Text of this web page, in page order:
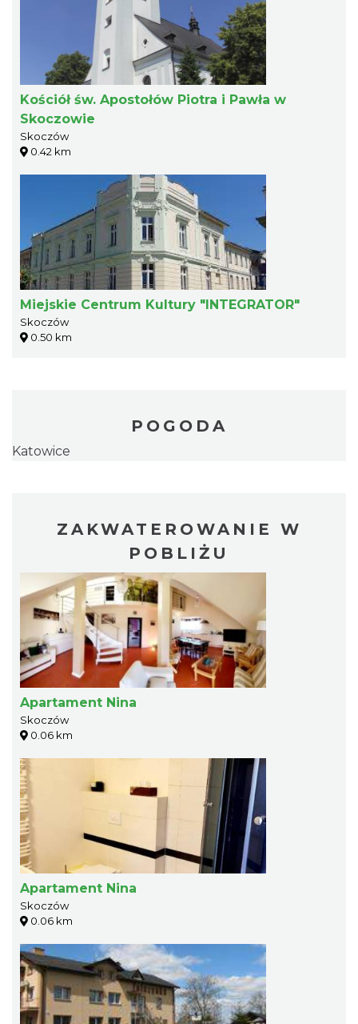
Kościół św. Apostołów Piotra i Pawła w
Skoczowie
Skoczów
0.42 km
Miejskie Centrum Kultury "INTEGRATOR"
Skoczów
0.50 km
POGODA
Katowice
ZAKWATEROWANIE W
POBLIŻU
Apartament Nina
Skoczów
0.06 km
Apartament Nina
Skoczów
0.06 km